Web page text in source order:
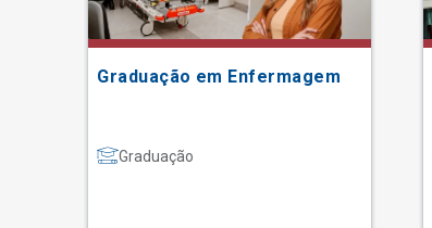
Graduação em Enfermagem
Graduação